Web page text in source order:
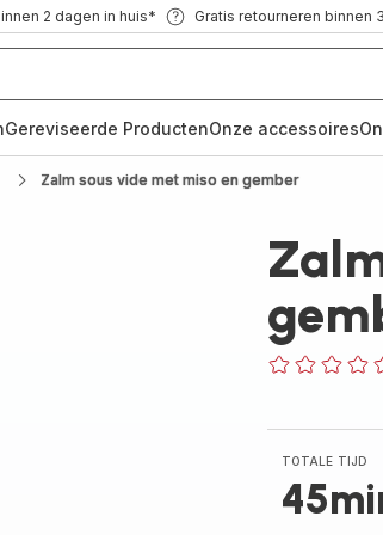
2 dagen in huis* Gratis retourneren binnen
Gereviseerde ProductenOnze accessoires
Zalm sous vide met miso en gember
TOTALE TIJD